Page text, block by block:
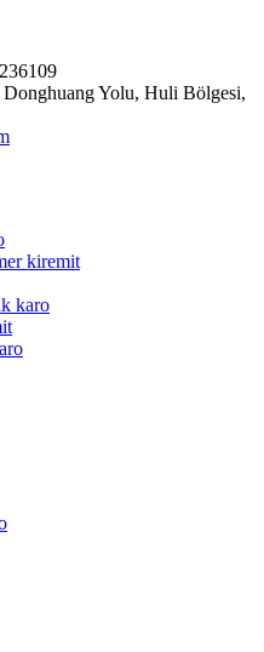
Yolu, Huli Bölgesi,
kiremit
karo